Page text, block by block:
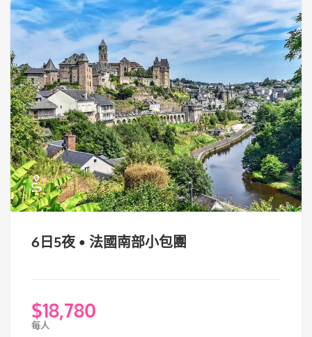
6日5夜 • 法國南部小包團
$18,780
每人